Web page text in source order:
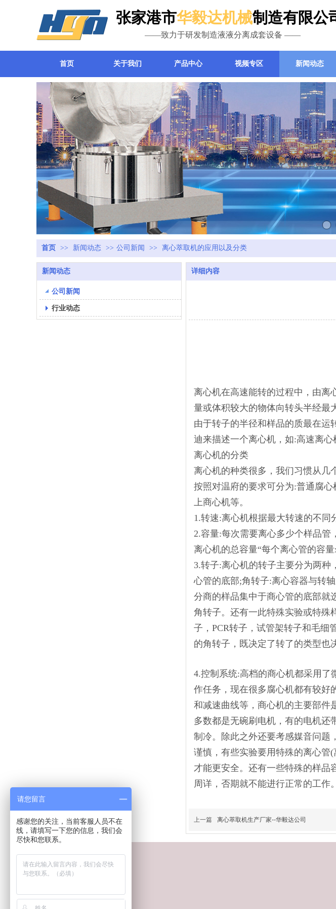
张家港市华毅达机械制造有限公
——致力于研发制造液液分离成套设备 ——
首页 关于我们 产品中心 视频专区 新闻动态
首页 >> 新闻动态 >> 公司新闻 >> 离心萃取机的应用以及分类
新闻动态
公司新闻
行业动态
详细内容
离心机在高速能转的过程中，由离
量或体积较大的物体向转头半经最
由于转子的半径和样品的质最在运
迪来描述一个离心机，如:高速离
离心机的分类
离心机的种类很多，我们习惯从几
按照对温府的要求可分为:普通腐
上商心机等。
1.转速:离心机根据最大转速的不同
2.容量:每次需要离心多少个样品
离心机的总容量“每个离心管的容
3.转子:离心机的转子主要分为两
心管的底部;角转子:离心容器与转
分商的样品集中于商心管的底部就
角转子。还有一此特殊实验或特殊
子，PCR转子，试管架转子和毛细
的角转子，既决定了转了的类型也
4.控制系统:高档的商心机都采用
作任务，现在很多腐心机都有较好
和减速曲线等，商心机的主要部件
多数都是无碗刷电机，有的电机还
制冷。除此之外还要考感媒音问题
谨慎，有些实验要用特殊的离心管
才能更安全。还有一些特殊的样品
周详，否期就不能进行正常的工作。
上一篇 离心萃取机生产厂家--华毅达公司
请您留言
感谢您的关注，当前客服人员不在
线，请填写一下您的信息，我们会
尽快和您联系。